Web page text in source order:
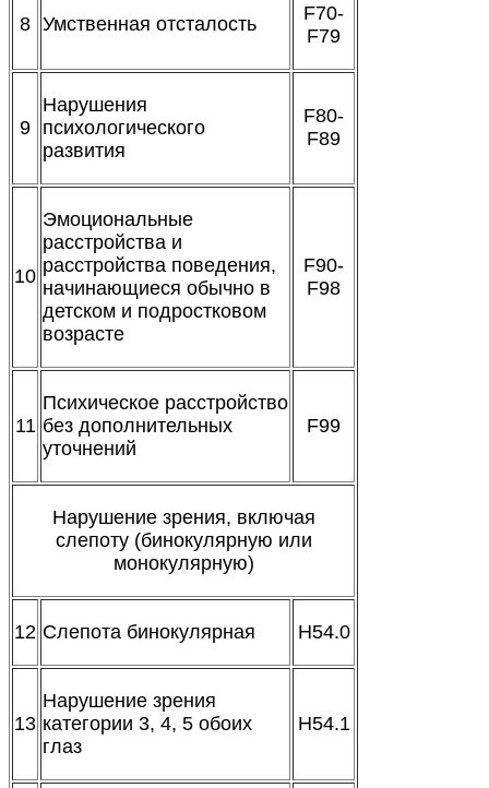
8 Умственная отсталость
F70-
F79
9
Нарушения
психологического
развития
F80-
F89
10
Эмоциональные
расстройства и
расстройства поведения,
начинающиеся обычно в
детском и подростковом
возрасте
F90-
F98
11
Психическое расстройство
без дополнительных
уточнений
F99
Нарушение зрения, включая
слепоту (бинокулярную или
монокулярную)
12 Слепота бинокулярная H54.0
13
Нарушение зрения
категории 3, 4, 5 обоих
глаз
H54.1